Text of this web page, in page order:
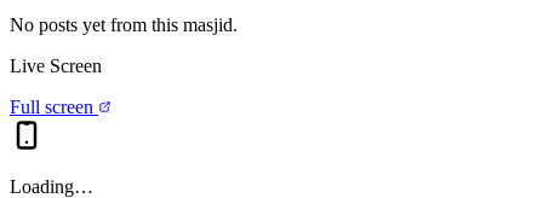
No posts yet from this masjid.
Live Screen
Full screen
Loading…